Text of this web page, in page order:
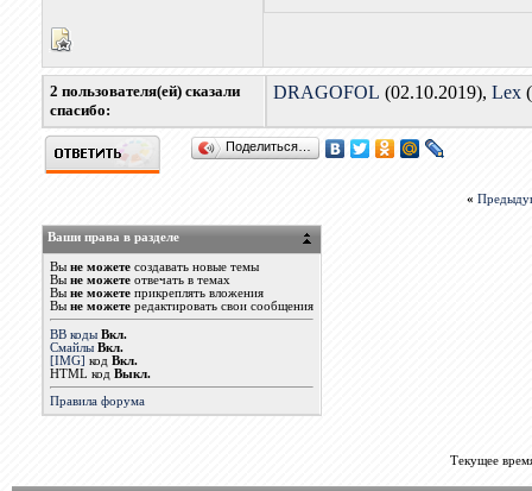
2 пользователя(ей) сказали
cпасибо:
DRAGOFOL (02.10.2019), Lex
Поделиться…
«
Ваши права в разделе
Вы не можетесоздавать новые темы
Вы не можетеотвечать в темах
Вы не можетеприкреплять вложения
Вы не можетередактировать свои сообщения
BB коды Вкл.
Смайлы Вкл.
[IMG] код Вкл.
HTML код Выкл.
Правила форума
Текущее